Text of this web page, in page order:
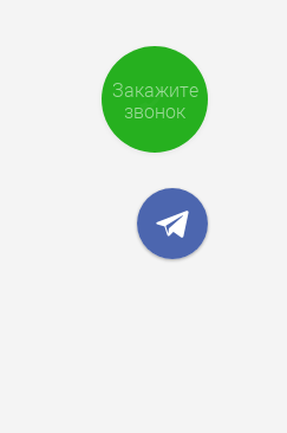
Закажите
звонок